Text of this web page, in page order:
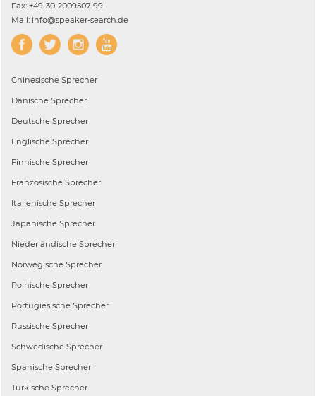
Fax: +49-30-2009507-99
Mail: info@speaker-search.de
Chinesische Sprecher
Dänische Sprecher
Deutsche Sprecher
Englische Sprecher
Finnische Sprecher
Französische Sprecher
Italienische Sprecher
Japanische Sprecher
Niederländische Sprecher
Norwegische Sprecher
Polnische Sprecher
Portugiesische Sprecher
Russische Sprecher
Schwedische Sprecher
Spanische Sprecher
Türkische Sprecher